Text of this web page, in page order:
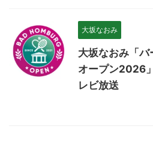
大坂なおみ
大坂なおみ「バ
オープン2026
レビ放送